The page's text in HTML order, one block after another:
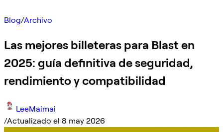
Blog/Archivo
Las mejores billeteras para Blast en
2025: guía definitiva de seguridad,
rendimiento y compatibilidad
LeeMaimai
/Actualizado el 8 may 2026